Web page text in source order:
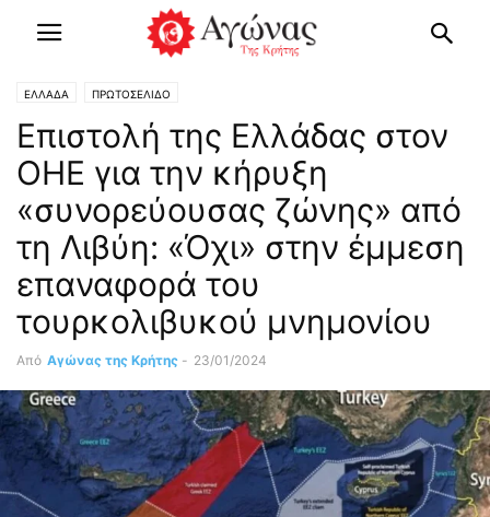
ΕΛΛΑΔΑ ΠΡΩΤΟΣΕΛΙΔΟ
Επιστολή της Ελλάδας στον
ΟΗΕ για την κήρυξη
«συνορεύουσας ζώνης» από
τη Λιβύη: «Όχι» στην έμμεση
επαναφορά του
τουρκολιβυκού μνημονίου
Από Αγώνας της Κρήτης - 23/01/2024